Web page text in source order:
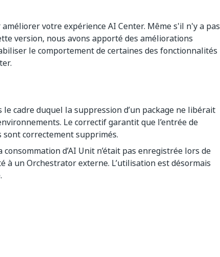
votre expérience AI Center. Même s'il n'y a pas
version, nous avons apporté des améliorations
le comportement de certaines des fonctionnalités
le cadre duquel la suppression d’un package ne libérait
Le correctif garantit que l’entrée de
sont correctement supprimés.
d’AI Unit n’était pas enregistrée lors de
à un Orchestrator externe. L’utilisation est désormais